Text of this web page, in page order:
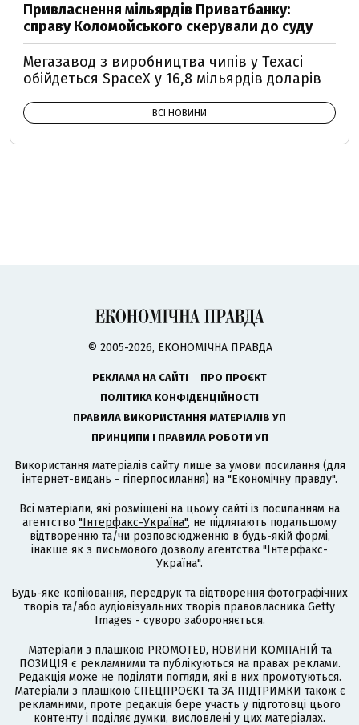
Привласнення мільярдів Приватбанку:
справу Коломойського скерували до суду
Мегазавод з виробництва чипів у Техасі
обійдеться SpaceX у 16,8 мільярдів доларів
ВСІ НОВИНИ
© 2005-2026, ЕКОНОМІЧНА ПРАВДА
РЕКЛАМА НА САЙТІ
ПРО ПРОЄКТ
ПОЛІТИКА КОНФІДЕНЦІЙНОСТІ
ПРАВИЛА ВИКОРИСТАННЯ МАТЕРІАЛІВ УП
ПРИНЦИПИ І ПРАВИЛА РОБОТИ УП
Використання матеріалів сайту лише за умови посилання (для
інтернет-видань - гіперпосилання) на "Економічну правду".
Всі матеріали, які розміщені на цьому сайті із посиланням на
агентство "Інтерфакс-Україна", не підлягають подальшому
відтворенню та/чи розповсюдженню в будь-якій формі,
інакше як з письмового дозволу агентства "Інтерфакс-
Україна".
Будь-яке копіювання, передрук та відтворення фотографічних
творів та/або аудіовізуальних творів правовласника Getty
Images - суворо забороняється.
Матеріали з плашкою PROMOTED, НОВИНИ КОМПАНІЙ та
ПОЗИЦІЯ є рекламними та публікуються на правах реклами.
Редакція може не поділяти погляди, які в них промотуються.
Матеріали з плашкою СПЕЦПРОЄКТ та ЗА ПІДТРИМКИ також є
рекламними, проте редакція бере участь у підготовці цього
контенту і поділяє думки, висловлені у цих матеріалах.